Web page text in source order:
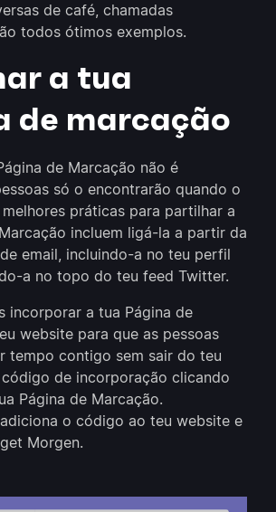
de café, chamadas
todos ótimos exemplos.
a tua
de marcação
de Marcação não é
só o encontrarão quando o
práticas para partilhar a
incluem ligá-la a partir da
email, incluindo-a no teu perfil
a no topo do teu feed Twitter.
incorporar a tua Página de
website para que as pessoas
tempo contigo sem sair do teu
de incorporação clicando
Página de Marcação.
o código ao teu website e
Morgen.